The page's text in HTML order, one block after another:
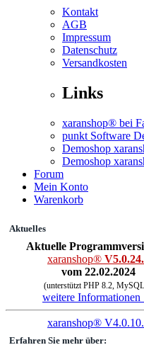
Kontakt
AGB
Impressum
Datenschutz
Versandkosten
Links
xaranshop® bei
punkt Software
Demoshop
Demoshop
Forum
Mein Konto
Warenkorb
Aktuelles
Aktuelle
xaranshop®
vom 22.02.2024
(unterstützt PHP 8.2,
weitere
xaranshop®
Erfahren Sie mehr über: